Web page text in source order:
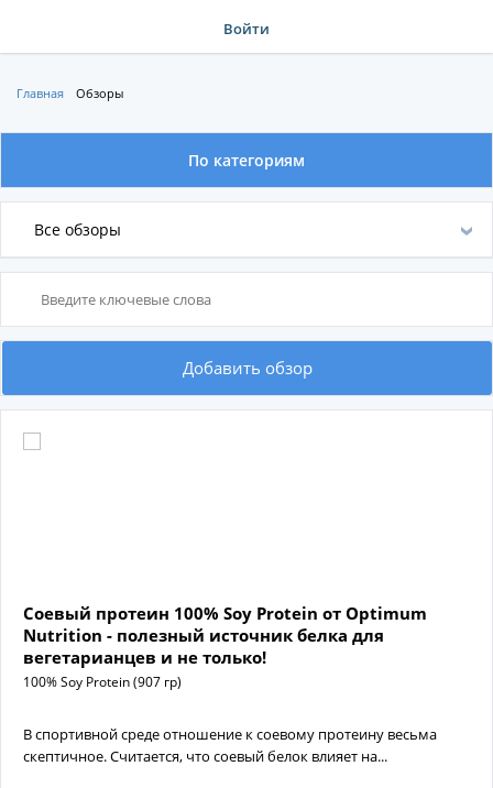
Войти
Главная Обзоры
По категориям
По производителям
Все обзоры
Добавить обзор
Соевый протеин 100% Soy Protein от Optimum
Nutrition - полезный источник белка для
вегетарианцев и не только!
100% Soy Protein (907 гр)
В спортивной среде отношение к соевому протеину весьма
скептичное. Считается, что соевый белок влияет на...